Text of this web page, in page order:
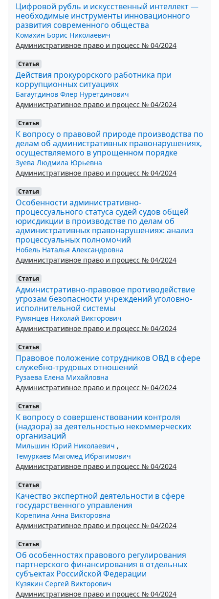
Цифровой рубль и искусственный интеллект —
необходимые инструменты инновационного
развития современного общества
Комахин Борис Николаевич
Административное право и процесс № 04/2024
Статья
Действия прокурорского работника при
коррупционных ситуациях
Багаутдинов Флер Нуретдинович
Административное право и процесс № 04/2024
Статья
К вопросу о правовой природе производства по
делам об административных правонарушениях,
осуществляемого в упрощенном порядке
Зуева Людмила Юрьевна
Административное право и процесс № 04/2024
Статья
Особенности административно-
процессуального статуса судей судов общей
юрисдикции в производстве по делам об
административных правонарушениях: анализ
процессуальных полномочий
Нобель Наталья Александровна
Административное право и процесс № 04/2024
Статья
Административно-правовое противодействие
угрозам безопасности учреждений уголовно-
исполнительной системы
Румянцев Николай Викторович
Административное право и процесс № 04/2024
Статья
Правовое положение сотрудников ОВД в сфере
служебно-трудовых отношений
Рузаева Елена Михайловна
Административное право и процесс № 04/2024
Статья
К вопросу о совершенствовании контроля
(надзора) за деятельностью некоммерческих
организаций
Мильшин Юрий Николаевич ,
Темуркаев Магомед Ибрагимович
Административное право и процесс № 04/2024
Статья
Качество экспертной деятельности в сфере
государственного управления
Корепина Анна Викторовна
Административное право и процесс № 04/2024
Статья
Об особенностях правового регулирования
партнерского финансирования в отдельных
субъектах Российской Федерации
Кузякин Сергей Викторович
Административное право и процесс № 04/2024